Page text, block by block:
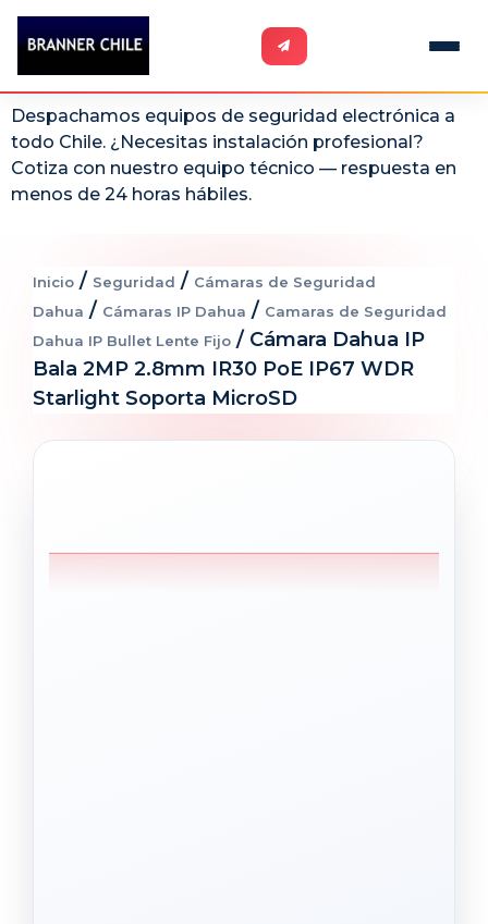
Despachamos equipos de seguridad electrónica a
todo Chile. ¿Necesitas instalación profesional?
Cotiza con nuestro equipo técnico — respuesta en
menos de 24 horas hábiles.
Inicio / Seguridad / Cámaras de Seguridad
Dahua / Cámaras IP Dahua / Camaras de Seguridad
Dahua IP Bullet Lente Fijo / Cámara Dahua IP
Bala 2MP 2.8mm IR30 PoE IP67 WDR
Starlight Soporta MicroSD